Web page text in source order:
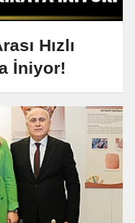
Hızlı
İniyor!